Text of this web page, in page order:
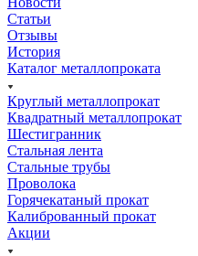
Статьи
Отзывы
История
Каталог металлопроката
Круглый металлопрокат
Квадратный металлопрокат
Шестигранник
Стальная лента
Стальные трубы
Проволока
Горячекатаный прокат
Калиброванный прокат
Акции